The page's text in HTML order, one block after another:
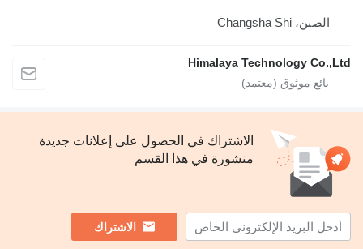
الصين، Changsha Shi
Himalaya Technology
الاشتراك في الحصول على إعلانات جديدة
منشورة في هذا القسم
الاشتراك